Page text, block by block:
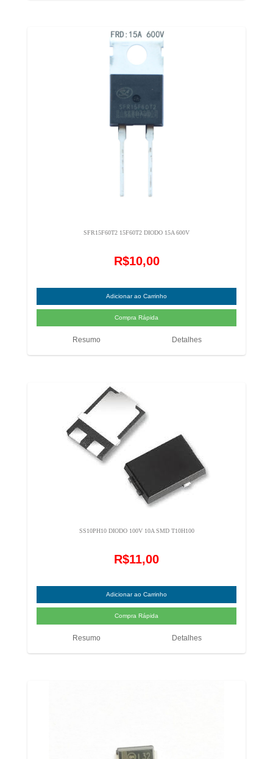
SFR15F60T2 15F60T2 DIODO 15A 600V
R$10,00
Resumo Detalhes
SS10PH10 DIODO 100V 10A SMD T10H100
R$11,00
Resumo Detalhes